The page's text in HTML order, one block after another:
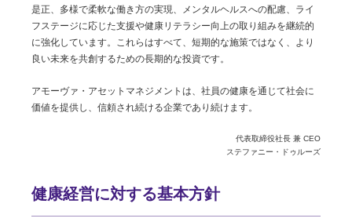
是正、多様で柔軟な働き方の実現、メンタルヘルスへの配慮、ライ
フステージに応じた支援や健康リテラシー向上の取り組みを継続的
に強化しています。これらはすべて、短期的な施策ではなく、より
良い未来を共創するための長期的な投資です。
アモーヴァ・アセットマネジメントは、社員の健康を通じて社会に
価値を提供し、信頼され続ける企業であり続けます。
代表取締役社長 兼 CEO
ステファニー・ドゥルーズ
健康経営に対する基本方針